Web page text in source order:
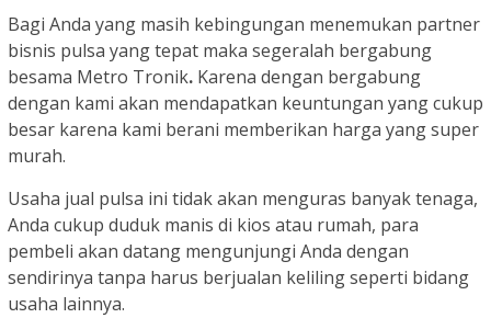
Bagi Anda yang masih kebingungan menemukan partner
bisnis pulsa yang tepat maka segeralah bergabung
besama Metro Tronik. Karena dengan bergabung
dengan kami akan mendapatkan keuntungan yang cukup
besar karena kami berani memberikan harga yang super
murah.
Usaha jual pulsa ini tidak akan menguras banyak tenaga,
Anda cukup duduk manis di kios atau rumah, para
pembeli akan datang mengunjungi Anda dengan
sendirinya tanpa harus berjualan keliling seperti bidang
usaha lainnya.